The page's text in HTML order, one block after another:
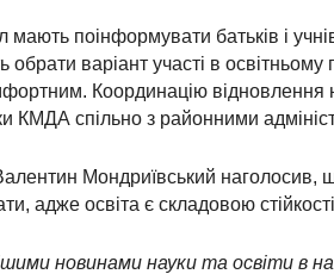
мають поінформувати батьків і
варіант участі в
Координацію відновлення
КМДА спільно з районними
Мондриївський наголосив,
адже освіта є складовою
новинами науки та освіти в